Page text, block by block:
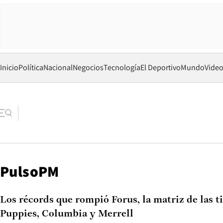
InicioPolíticaNacionalNegociosTecnologíaEl DeportivoMundo
PulsoPM
Los récords que rompió Forus, la matriz de las
Puppies, Columbia y Merrell